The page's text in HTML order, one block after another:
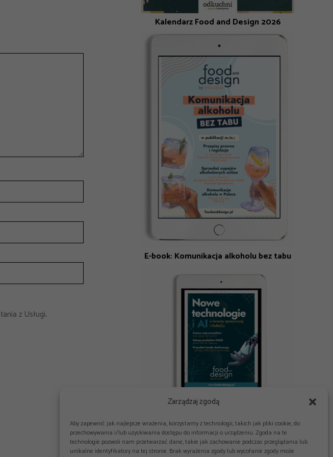
Zarządzaj zgodą
Aby zapewnić jak najlepsze wrażenia, korzystamy z technologii, takich jak pliki cookie, do
przechowywania i/lub uzyskiwania dostępu do informacji o urządzeniu. Zgoda na te
technologie pozwoli nam przetwarzać dane, takie jak zachowanie podczas przeglądania lub
unikalne identyfikatory na tej stronie. Brak wyrażenia zgody lub wycofanie zgody może
z Usługi.
Kalendarz Food and Design 2026
E-book: Komunikacja alkoholu bez tabu
E-book: Nowe technologie i AI w branży spożywczej
i HoReCa